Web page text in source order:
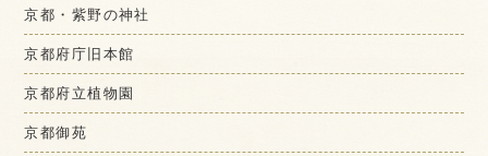
京都・紫野の神社
京都府庁旧本館
京都府立植物園
京都御苑